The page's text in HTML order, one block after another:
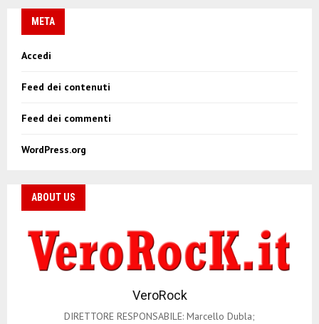
META
Accedi
Feed dei contenuti
Feed dei commenti
WordPress.org
ABOUT US
VeroRock
DIRETTORE RESPONSABILE: Marcello Dubla;